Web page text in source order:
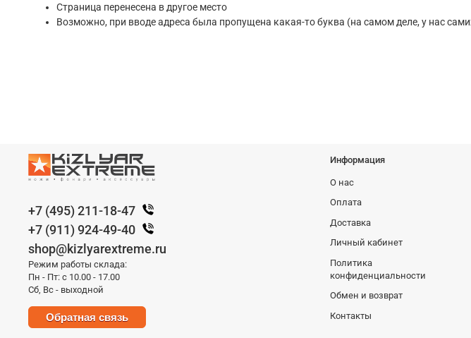
Страница перенесена в другое место
Возможно, при вводе адреса была пропущена какая-то буква (на самом деле, у нас
Информация
О нас
Оплата
Доставка
Личный кабинет
Политика
конфиденциальности
Обмен и возврат
Контакты
+7 (495) 211-18-47
+7 (911) 924-49-40
shop@kizlyarextreme.ru
Режим работы склада:
Пн - Пт: с 10.00 - 17.00
Сб, Вс - выходной
Обратная связь